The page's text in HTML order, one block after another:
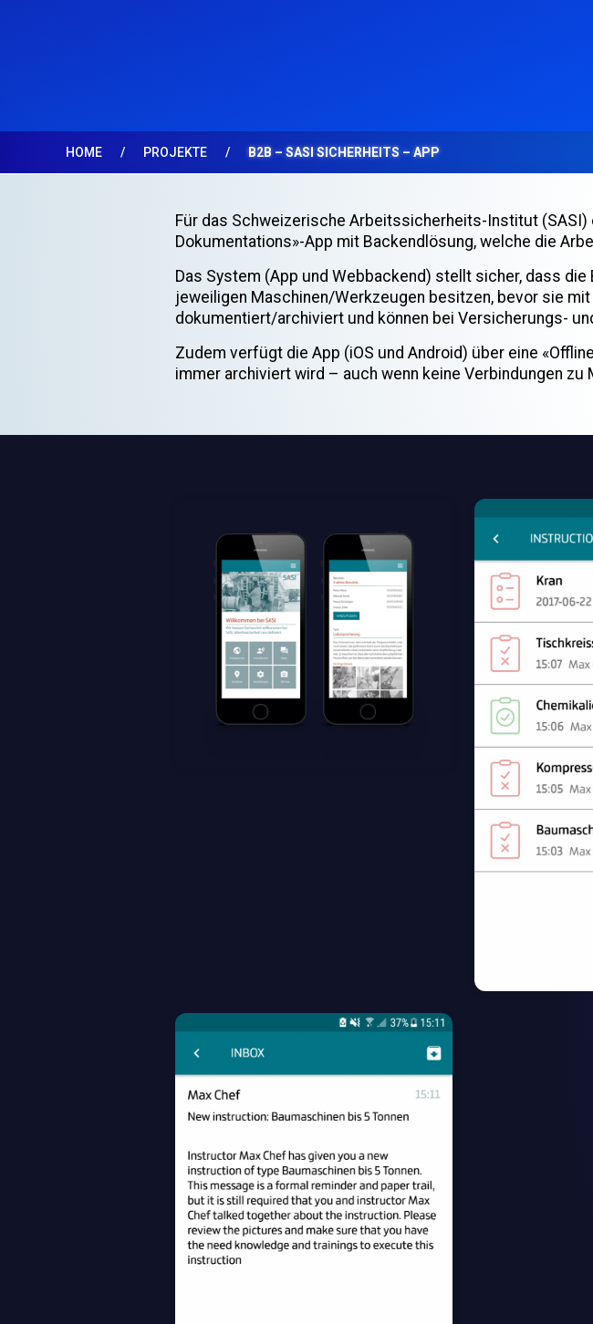
HOME PROJEKTE B2B – SASI SICHERHEITS – APP
Für das Schweizerische Arbeitssicherheits-Institut
Dokumentations»-App mit Backendlösung, welche die
Das System (App und Webbackend) stellt sicher, dass
jeweiligen Maschinen/Werkzeugen besitzen, bevor sie
dokumentiert/archiviert und können bei Versicherungs-
Zudem verfügt die App (iOS und Android) über eine
immer archiviert wird – auch wenn keine Verbindungen